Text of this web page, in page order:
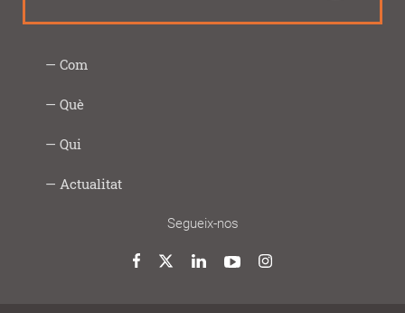
Com
Intercooperació
Proximitat
Innovació
Social
Lab
Responsabilitat
Transparència
Com
fem
Imprescindibles
Què
Infància
joves
Gent
Ocupació
treball
Acció
Empresa
Què
Formació
Qui
Model
Model
Sistema
Històries
Borsa
Persones
Actualitat
reconeixements
Segueix-nos
Facebook
TwitterLinkedInYouTubeInstagram